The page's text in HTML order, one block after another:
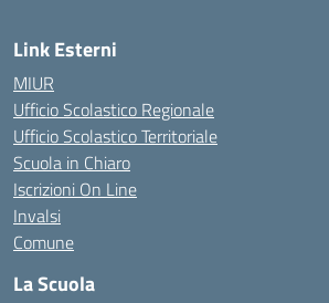
Link Esterni
MIUR
Ufficio Scolastico Regionale
Ufficio Scolastico Territoriale
Scuola in Chiaro
Iscrizioni On Line
Invalsi
Comune
La Scuola